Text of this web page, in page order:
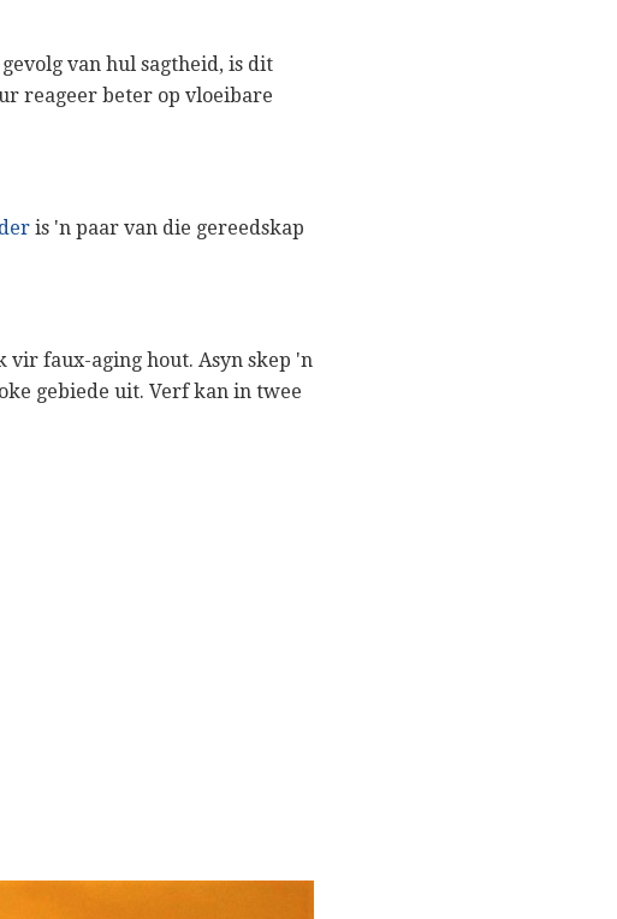
van hul sagtheid, is dit
reageer beter op vloeibare
is 'n paar van die gereedskap
faux-aging hout. Asyn skep 'n
gebiede uit. Verf kan in twee